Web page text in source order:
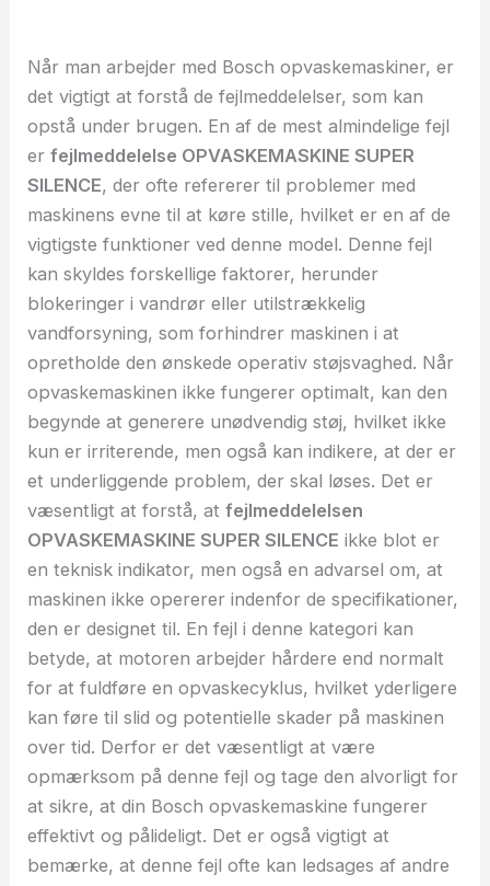
Når man arbejder med Bosch opvaskemaskiner, er
det vigtigt at forstå de fejlmeddelelser, som kan
opstå under brugen. En af de mest almindelige fejl
erfejlmeddelelse OPVASKEMASKINE SUPER
SILENCE, der ofte refererer til problemer med
maskinens evne til at køre stille, hvilket er en af de
vigtigste funktioner ved denne model. Denne fejl
kan skyldes forskellige faktorer, herunder
blokeringer i vandrør eller utilstrækkelig
vandforsyning, som forhindrer maskinen i at
opretholde den ønskede operativ støjsvaghed. Når
opvaskemaskinen ikke fungerer optimalt, kan den
begynde at generere unødvendig støj, hvilket ikke
kun er irriterende, men også kan indikere, at der er
et underliggende problem, der skal løses. Det er
væsentligt at forstå, atfejlmeddelelsen
OPVASKEMASKINE SUPER SILENCE ikke blot er
en teknisk indikator, men også en advarsel om, at
maskinen ikke opererer indenfor de specifikationer,
den er designet til. En fejl i denne kategori kan
betyde, at motoren arbejder hårdere end normalt
for at fuldføre en opvaskecyklus, hvilket yderligere
kan føre til slid og potentielle skader på maskinen
over tid. Derfor er det væsentligt at være
opmærksom på denne fejl og tage den alvorligt for
at sikre, at din Bosch opvaskemaskine fungerer
effektivt og pålideligt. Det er også vigtigt at
bemærke, at denne fejl ofte kan ledsages af andre